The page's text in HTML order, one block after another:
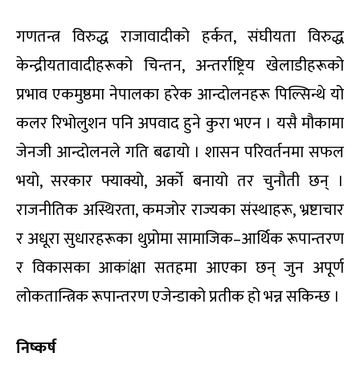
गणतन्त्र विरुद्ध राजावादीको हर्कत, संघीयता विरुद्ध
केन्द्रीयतावादीहरूको चिन्तन, अन्तर्राष्ट्रिय खेलाडीहरूको
प्रभाव एकमुष्ठमा नेपालका हरेक आन्दोलनहरू पिल्सिन्थे यो
कलर रिभोलुशन पनि अपवाद हुने कुरा भएन । यसै मौकामा
जेनजी आन्दोलनले गति बढायो । शासन परिवर्तनमा सफल
भयो, सरकार फ्याक्यो, अर्को बनायो तर चुनौती छन् ।
राजनीतिक अस्थिरता, कमजोर राज्यका संस्थाहरू, भ्रष्टाचार
र अधूरा सुधारहरूका थुप्रोमा सामाजिक–आर्थिक रूपान्तरण
र विकासका आकांक्षा सतहमा आएका छन् जुन अपूर्ण
लोकतान्त्रिक रूपान्तरण एजेन्डाको प्रतीक हो भन्न सकिन्छ ।
निष्कर्ष